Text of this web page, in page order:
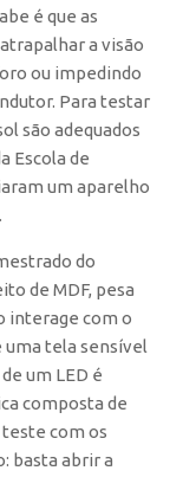
é que as
a visão
ou impedindo
Para testar
são adequados
Escola de
um aparelho
do
de MDF, pesa
interage com o
uma tela sensível
um LED é
composta de
com os
basta abrir a